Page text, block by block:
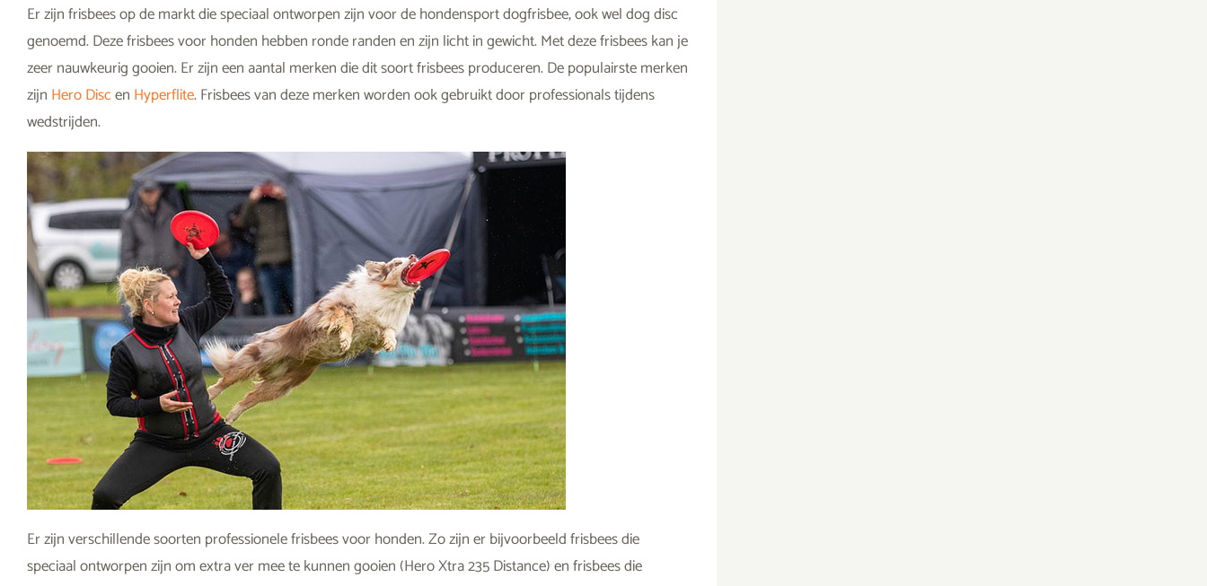
Er zijn frisbees op de markt die speciaal ontworpen zijn voor de hondensport dogfrisbee, ook wel dog disc
genoemd. Deze frisbees voor honden hebben ronde randen en zijn licht in gewicht. Met deze frisbees kan je
zeer nauwkeurig gooien. Er zijn een aantal merken die dit soort frisbees produceren. De populairste merken
zijn Hero Discen Hyperflite. Frisbees van deze merken worden ook gebruikt door professionals tijdens
wedstrijden.
Er zijn verschillende soorten professionele frisbees voor honden. Zo zijn er bijvoorbeeld frisbees die
speciaal ontworpen zijn om extra ver mee te kunnen gooien (Hero Xtra 235 Distance) en frisbees die